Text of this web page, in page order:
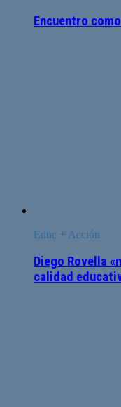
Encuentro
Educ + Acción
Diego Rovella
calidad